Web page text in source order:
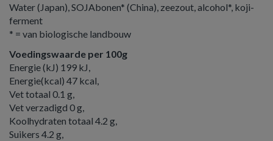
Water (Japan), SOJAbonen* (China), zeezout, alcohol*, koji-
ferment
* = van biologische landbouw
Voedingswaarde per 100g
Energie (kJ) 199 kJ,
Energie(kcal) 47 kcal,
Vet totaal 0.1 g,
Vet verzadigd 0 g,
Koolhydraten totaal 4.2 g,
Suikers 4.2 g,